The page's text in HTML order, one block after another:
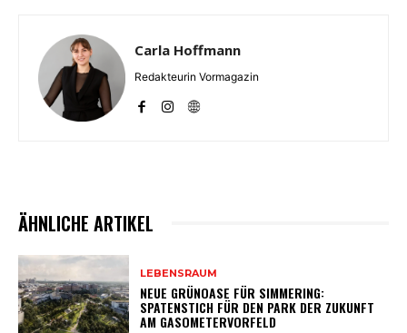
Carla Hoffmann
Redakteurin Vormagazin
ÄHNLICHE ARTIKEL
LEBENSRAUM
NEUE GRÜNOASE FÜR SIMMERING:
SPATENSTICH FÜR DEN PARK DER ZUKUNFT
AM GASOMETERVORFELD